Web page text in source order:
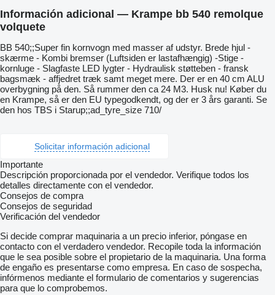
Información adicional — Krampe bb 540 remolque
volquete
BB 540;;Super fin kornvogn med masser af udstyr. Brede hjul -
skærme - Kombi bremser (Luftsiden er lastafhængig) -Stige -
kornluge - Slagfaste LED lygter - Hydraulisk støtteben - fransk
bagsmæk - affjedret træk samt meget mere. Der er en 40 cm ALU
overbygning på den. Så rummer den ca 24 M3. Husk nu! Køber du
en Krampe, så er den EU typegodkendt, og der er 3 års garanti. Se
den hos TBS i Starup;;ad_tyre_size 710/
Solicitar información adicional
Importante
Descripción proporcionada por el vendedor. Verifique todos los
detalles directamente con el vendedor.
Consejos de compra
Consejos de seguridad
Verificación del vendedor
Si decide comprar maquinaria a un precio inferior, póngase en
contacto con el verdadero vendedor. Recopile toda la información
que le sea posible sobre el propietario de la maquinaria. Una forma
de engaño es presentarse como empresa. En caso de sospecha,
infórmenos mediante el formulario de comentarios y sugerencias
para que lo comprobemos.